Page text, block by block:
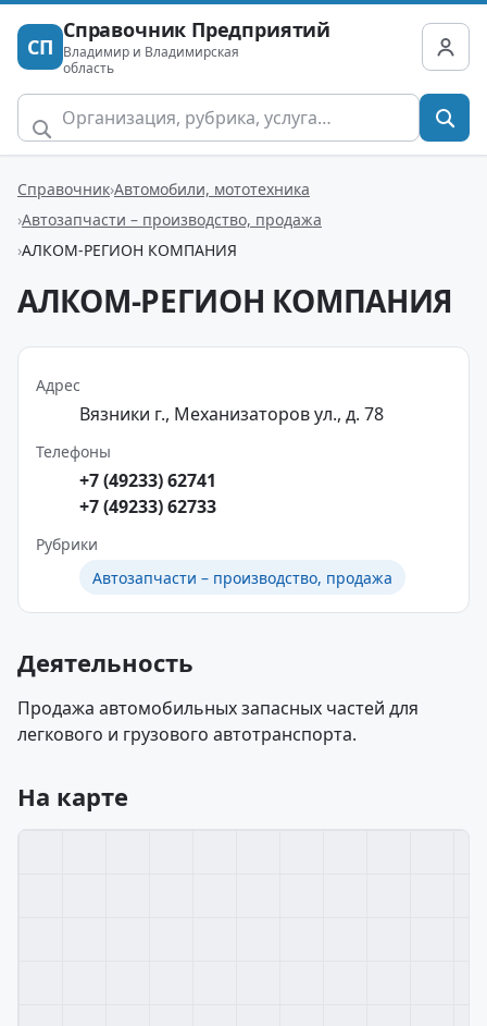
СП
Справочник Предприятий
Владимир и Владимирская
область
Справочник Автомобили, мототехника
Автозапчасти – производство, продажа
АЛКОМ-РЕГИОН КОМПАНИЯ
АЛКОМ-РЕГИОН КОМПАНИЯ
Адрес
Вязники г., Механизаторов ул., д. 78
Телефоны
+7 (49233) 62741
+7 (49233) 62733
Рубрики
Автозапчасти – производство, продажа
Деятельность
Продажа автомобильных запасных частей для
легкового и грузового автотранспорта.
На карте